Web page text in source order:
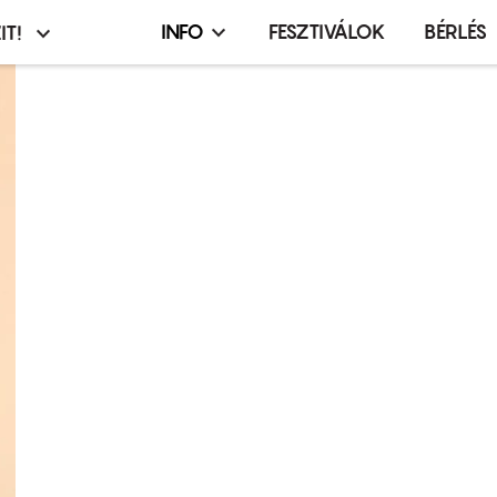
Infó,
INFO FESZTIVÁLOK BÉRLÉS